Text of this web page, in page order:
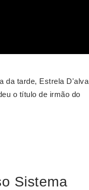
da tarde, Estrela D'alva
o título de irmão do
Sistema